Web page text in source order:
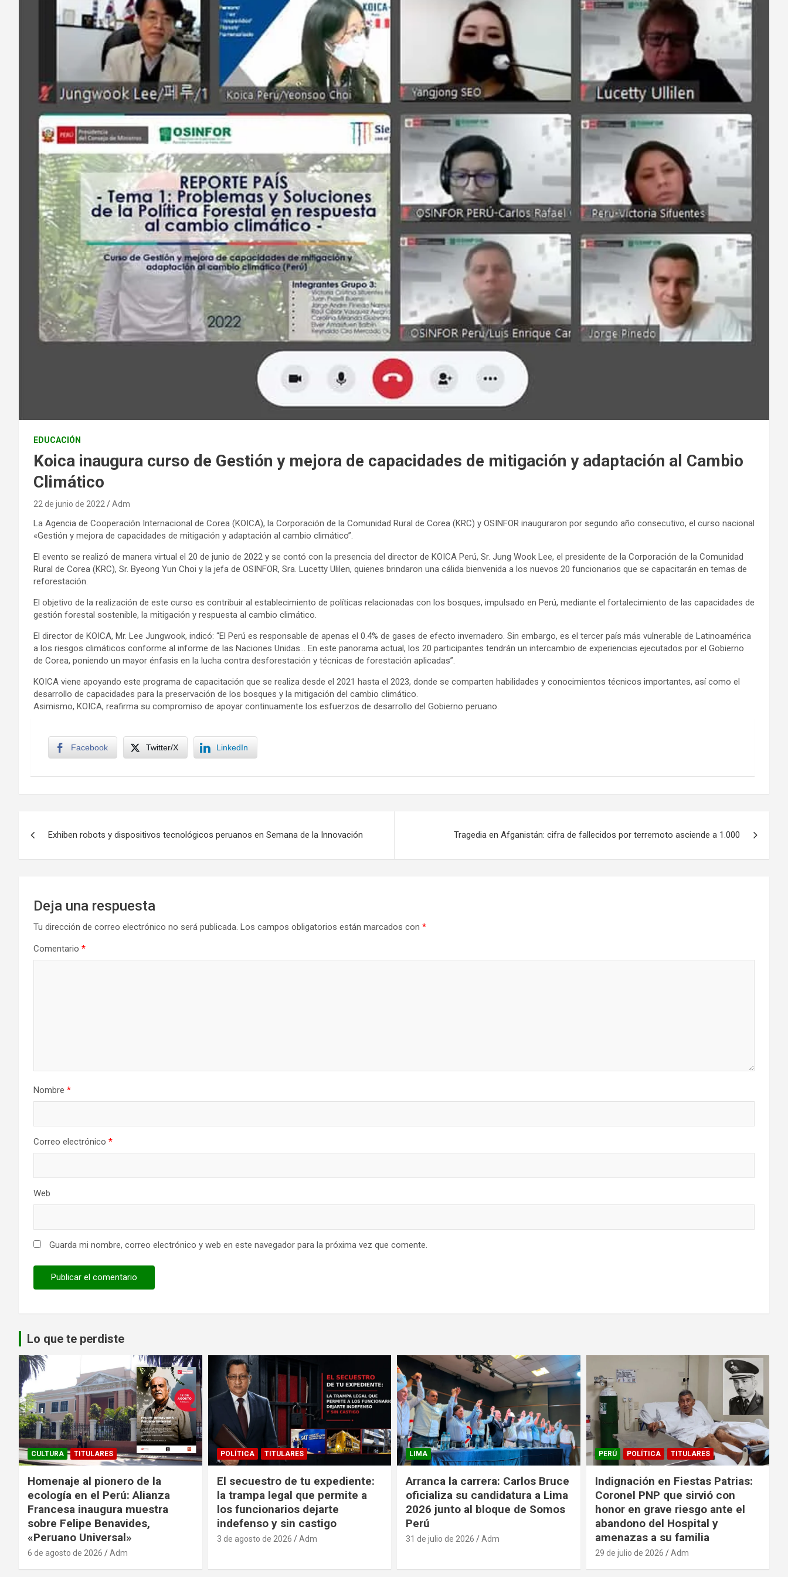
EDUCACIÓN
Koica inaugura curso de Gestión y mejora de capacidades de mitigación y adaptación al Cambio
Climático
22 de junio de 2022 Adm
La Agencia de Cooperación Internacional de Corea (KOICA), la Corporación de la Comunidad Rural de Corea (KRC) y OSINFOR inauguraron por segundo año consecutivo, el curso nacional
«Gestión y mejora de capacidades de mitigación y adaptación al cambio climático”.
El evento se realizó de manera virtual el 20 de junio de 2022 y se contó con la presencia del director de KOICA Perú, Sr. Jung Wook Lee, el presidente de la Corporación de la Comunidad
Rural de Corea (KRC), Sr. Byeong Yun Choi y la jefa de OSINFOR, Sra. Lucetty Ulilen, quienes brindaron una cálida bienvenida a los nuevos 20 funcionarios que se capacitarán en temas de
reforestación.
El objetivo de la realización de este curso es contribuir al establecimiento de políticas relacionadas con los bosques, impulsado en Perú, mediante el fortalecimiento de las capacidades de
gestión forestal sostenible, la mitigación y respuesta al cambio climático.
El director de KOICA, Mr. Lee Jungwook, indicó: “El Perú es responsable de apenas el 0.4% de gases de efecto invernadero. Sin embargo, es el tercer país más vulnerable de Latinoamérica
a los riesgos climáticos conforme al informe de las Naciones Unidas… En este panorama actual, los 20 participantes tendrán un intercambio de experiencias ejecutados por el Gobierno
de Corea, poniendo un mayor énfasis en la lucha contra desforestación y técnicas de forestación aplicadas”.
KOICA viene apoyando este programa de capacitación que se realiza desde el 2021 hasta el 2023, donde se comparten habilidades y conocimientos técnicos importantes, así como el
desarrollo de capacidades para la preservación de los bosques y la mitigación del cambio climático.
Asimismo, KOICA, reafirma su compromiso de apoyar continuamente los esfuerzos de desarrollo del Gobierno peruano.
Facebook Twitter/X LinkedIn
Exhiben robots y dispositivos tecnológicos peruanos en Semana de la Innovación Tragedia en Afganistán: cifra de fallecidos por terremoto asciende a 1.000
Deja una respuesta
Tu dirección de correo electrónico no será publicada. Los campos obligatorios están marcados con *
Comentario *
Nombre *
Correo electrónico *
Web
Guarda mi nombre, correo electrónico y web en este navegador para la próxima vez que comente.
Lo que te perdiste
CULTURA TITULARES
Homenaje al pionero de la
ecología en el Perú: Alianza
Francesa inaugura muestra
sobre Felipe Benavides,
«Peruano Universal»
6 de agosto de 2026 Adm
POLÍTICA TITULARES
El secuestro de tu expediente:
la trampa legal que permite a
los funcionarios dejarte
indefenso y sin castigo
3 de agosto de 2026 Adm
LIMA
Arranca la carrera: Carlos Bruce
oficializa su candidatura a Lima
2026 junto al bloque de Somos
Perú
31 de julio de 2026 Adm
PERÚ POLÍTICA TITULARES
Indignación en Fiestas Patrias:
Coronel PNP que sirvió con
honor en grave riesgo ante el
abandono del Hospital y
amenazas a su familia
29 de julio de 2026 Adm